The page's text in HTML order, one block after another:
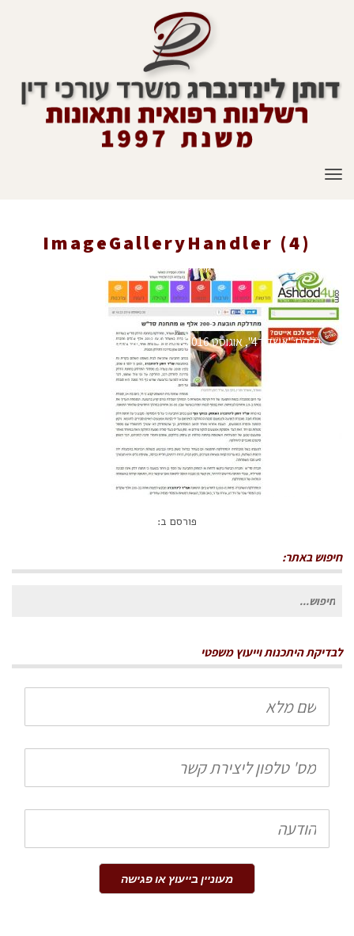
תפריט
נלקח:"אשדוד4", אוגוסט 2016 »
ImageGalleryHandler (4)
ImageGalleryHandler (4)
פורסם ב:
חיפוש באתר:
חיפוש
לבדיקת היתכנות וייעוץ משפטי
שם
מלא
טלפון
הודעה
מעוניין בייעוץ או פגישה